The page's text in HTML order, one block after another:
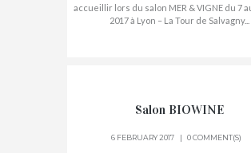
accueillir lors du salon MER & VIGNE du 7
2017 à Lyon – La Tour de Salvagny...
Salon BIOWINE
6 FEBRUARY 2017 0 COMMENT(S)